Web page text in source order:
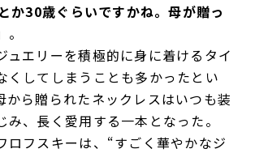
か30歳ぐらいですかね。母が贈っ
。
ュエリーを積極的に身に着けるタイ
くしてしまうことも多かったとい
から贈られたネックレスはいつも装
み、長く愛用する一本となった。
ロフスキーは、“すごく華やかなジ